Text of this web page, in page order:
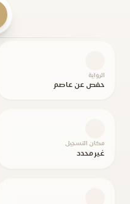
الرواية
حفص عن عاصم
مكان التسجيل
غير محدد